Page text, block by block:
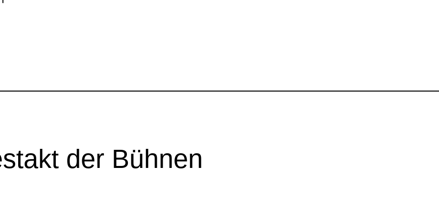
der Bühnen
2026